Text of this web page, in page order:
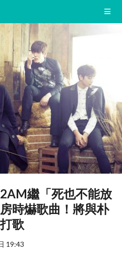
繼「死也不能放
時爀歌曲！將與朴
歌
19:43